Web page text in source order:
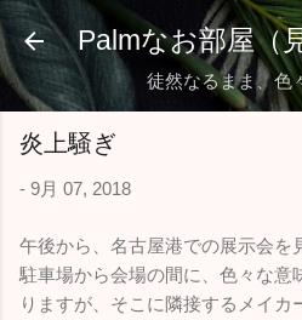
スキップしてメイン
Palmなお部屋（
徒然なるまま、色
炎上騒ぎ
- 9月 07, 2018
午後から、名古屋港での展示会を
駐車場から会場の間に、色々な意
りますが、そこに隣接するメイカ